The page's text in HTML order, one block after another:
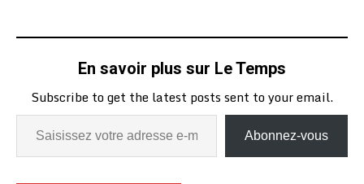
l’opposition, le président
Pierre Fabre, demande à
En savoir plus sur Le Temps
Subscribe to get the latest posts sent to your email.
Abonnez-vous